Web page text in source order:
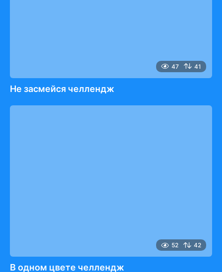
47 41
Не засмейся челлендж
52 42
В одном цвете челлендж